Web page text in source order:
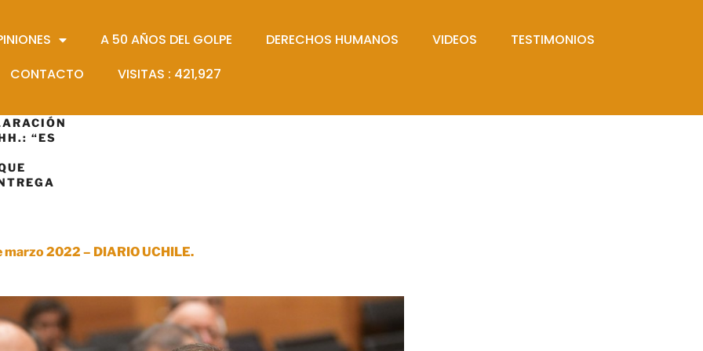
A 50 AÑOS DEL GOLPE DERECHOS HUMANOS VIDEOS
TESTIMONIOS
CONTACTO
VISITAS : 421,927
“ES
2022 – DIARIO UCHILE.